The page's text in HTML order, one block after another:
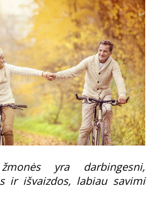
yra darbingesni,
ir išvaizdos, labiau savimi